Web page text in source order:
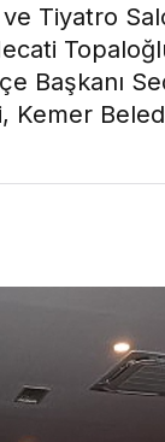
Tiyatro
Başkanı
Kemer